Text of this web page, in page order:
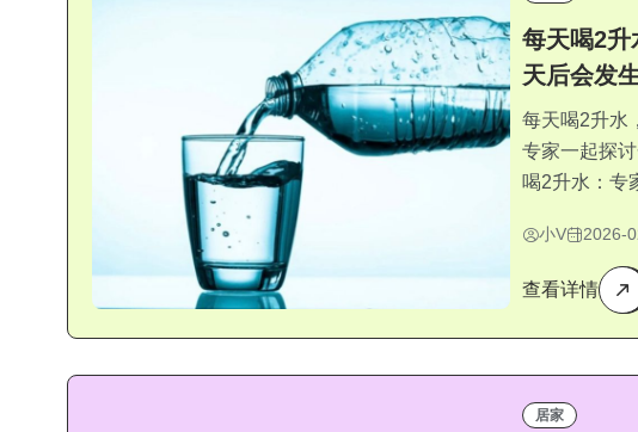
每天喝2升
天后会发
每天喝2升水
专家一起探
喝2升水：专
小V 2026-
查看详情
居家